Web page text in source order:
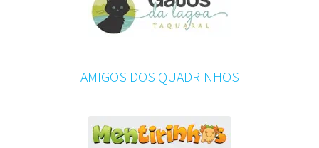
AMIGOS DOS QUADRINHOS